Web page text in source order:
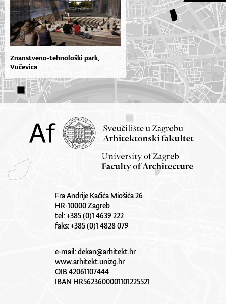
Znanstveno-tehnološki park,
Vučevica
Fra Andrije Kačića Miošića 26
HR-10000 Zagreb
tel: +385 (0)1 4639 222
faks: +385 (0)1 4828 079
e-mail:dekan@arhitekt.hr
www.arhitekt.unizg.hr
OIB 42061107444
IBAN HR5623600001101225521